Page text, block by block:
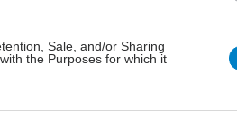
Sale, and/or Sharing
the Purposes for which it
yoga; Το ξέρατε ότι